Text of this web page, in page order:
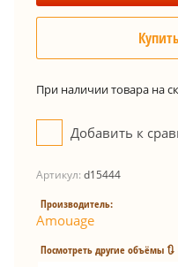
При наличии товара на
Добавить к
Артикул: d15444
Производитель:
Amouage
Посмотреть другие объёмы 🔃